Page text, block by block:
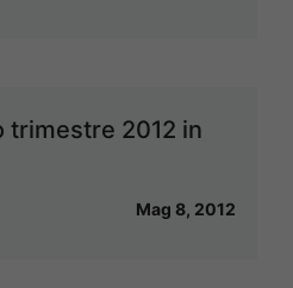
trimestre 2012 in
Mag 8, 2012